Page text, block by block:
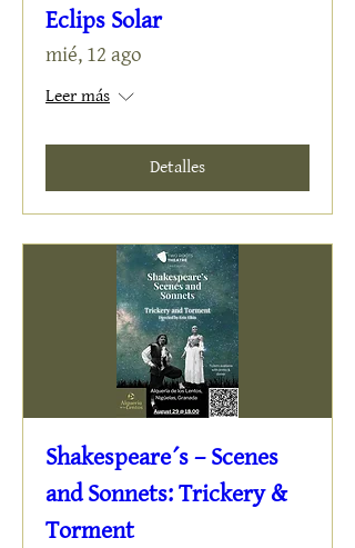
Eclips Solar
mié, 12 ago
Leer más
Detalles
Shakespeare´s – Scenes
and Sonnets: Trickery &
Torment